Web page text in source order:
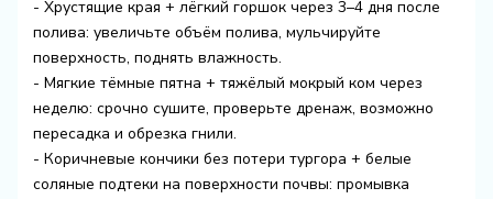
- Хрустящие края + лёгкий горшок через 3–4 дня после
полива: увеличьте объём полива, мульчируйте
поверхность, поднять влажность.
- Мягкие тёмные пятна + тяжёлый мокрый ком через
неделю: срочно сушите, проверьте дренаж, возможно
пересадка и обрезка гнили.
- Коричневые кончики без потери тургора + белые
соляные подтеки на поверхности почвы: промывка